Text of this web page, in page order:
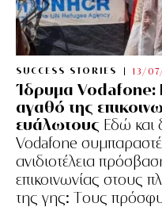
SUCCESS STORIES 13/
Ίδρυμα Vodafone:
αγαθό της
ευάλωτους Εδώ και
Vodafone
ανιδιοτέλεια
επικοινωνίας στους
της γης: Tους